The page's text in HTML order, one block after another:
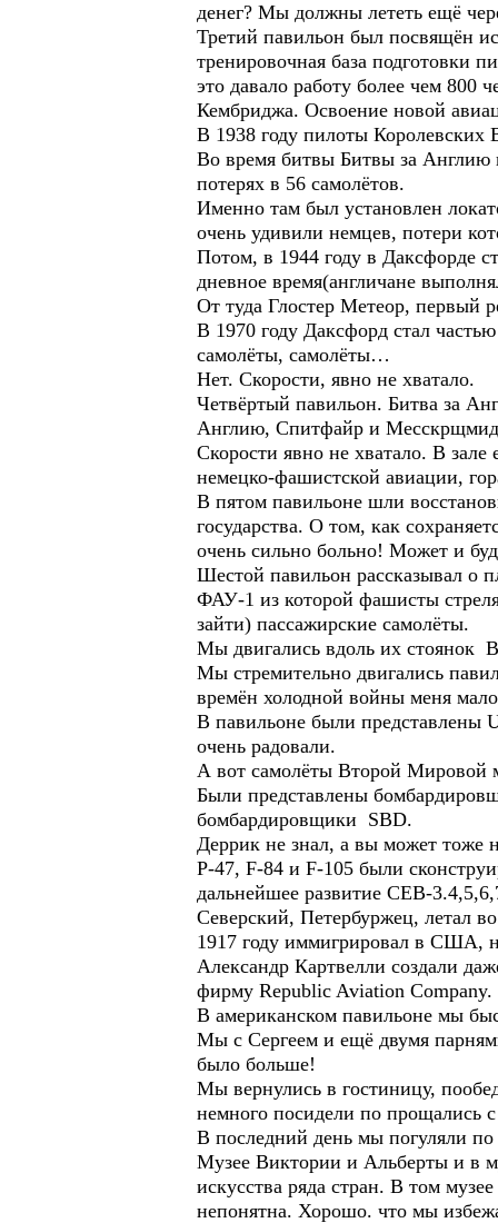
денег? Мы должны лететь ещё
Третий павильон был посвящён
тренировочная база
это давало работу более чем 800
Кембриджа. Освоение новой
В 1938 году пилоты Королевских
Во время битвы Битвы за Англию
потерях в 56 самолётов.
Именно там был установлен
очень удивили немцев, потери
Потом, в 1944 году в Даксфорде
дневное время(англичане
От туда Глостер Метеор, первый
В 1970 году Даксфорд стал
самолёты, самолёты…
Нет. Скорости, явно не хватало.
Четвёртый павильон. Битва за
Англию, Спитфайр и
Скорости явно не хватало. В
немецко-фашистской авиации,
В пятом павильоне шли
государства. О том, как
очень сильно больно! Может и
Шестой павильон рассказывал о
ФАУ-1 из которой фашисты
зайти) пассажирские самолёты.
Мы двигались вдоль их стоянок
Мы стремительно двигались
времён холодной войны меня
В павильоне были представлены
очень радовали.
А вот самолёты Второй Мировой
Были представлены
бомбардировщики SBD.
Деррик не знал, а вы может тоже
P-47, F-84 и F-105 были
дальнейшее развитие СЕВ-
Северский, Петербуржец, летал
1917 году иммигрировал в США,
Александр Картвелли создали
фирму Republic Aviation Company.
В американском павильоне мы
Мы с Сергеем и ещё двумя
было больше!
Мы вернулись в гостиницу,
немного посидели по прощались
В последний день мы погуляли
Музее Виктории и Альберты и в
искусства ряда стран. В том
непонятна. Хорошо. что мы